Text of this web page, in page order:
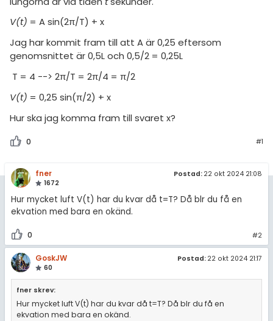
V(t) = A sin(2π/T) + x
Jag har kommit fram till att A är 0,25 eftersom
genomsnittet är 0,5L och 0,5/2 = 0,25L
T = 4 --> 2π/T = 2π/4 = π/2
V(t) = 0,25 sin(π/2) + x
Hur ska jag komma fram till svaret x?
0 #1
fner
1672
Postad: 22 okt 2024 21:08
Hur mycket luft V(t) har du kvar då t=T? Då blr du få en
ekvation med bara en okänd.
0 #2
GoskJW
60
Postad: 22 okt 2024 21:17
fner skrev:
Hur mycket luft V(t) har du kvar då t=T? Då blr du få en
ekvation med bara en okänd.
Topplistor
För lärare
Om Pluggakuten
Cookie-inställningar
5
högskolan
ämnen
diskussioner